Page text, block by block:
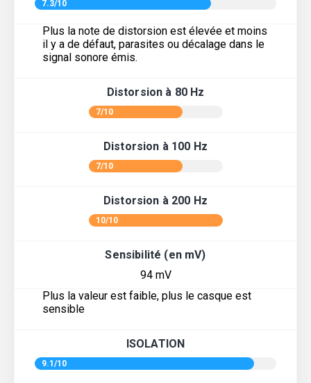
7.3/10
Plus la note de distorsion est élevée et moins
il y a de défaut, parasites ou décalage dans le
signal sonore émis.
Distorsion à 80 Hz
7/10
Distorsion à 100 Hz
7/10
Distorsion à 200 Hz
10/10
Sensibilité (en mV)
94 mV
Plus la valeur est faible, plus le casque est
sensible
ISOLATION
9.1/10